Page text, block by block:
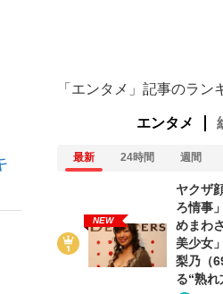
“敗戦”の真実 選手が明かす...
」『北の国から』倉本聰氏（91...
のすべて
「エンタメ」記事のラン
エンタメ
最新 24時間 週間
NEW
ヤクザ
ろ情事
めまわ
美少女
梨乃（
る“熟れ